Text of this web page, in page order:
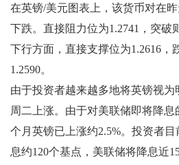
在英镑/美元图表上，该货币对在
下跌。直接阻力位为1.2741，突破
下行方面，直接支撑位为1.2616，
1.2590。
由于投资者越来越多地将英镑视
周二上涨。由于对美联储即将降
个月英镑已上涨约2.5%。投资者
息约120个基点，美联储将降息近